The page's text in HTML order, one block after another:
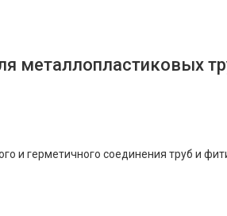
металлопластиковых
и герметичного соединения труб и